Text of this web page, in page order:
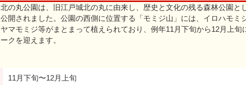
北の丸公園は、旧江戸城北の丸に由来し、歴史と文化の残る森林公園と
公開されました。公園の西側に位置する「モミジ山」には、イロハモミ
ヤマモミジ等がまとまって植えられており、例年11月下旬から12月上旬
ークを迎えます。
11月下旬〜12月上旬